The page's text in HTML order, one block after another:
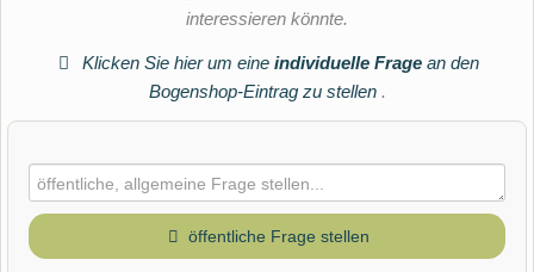
interessieren könnte.
Klicken Sie hier um eineindividuelle Frage an den
Bogenshop-Eintrag zu stellen .
öffentliche Frage stellen